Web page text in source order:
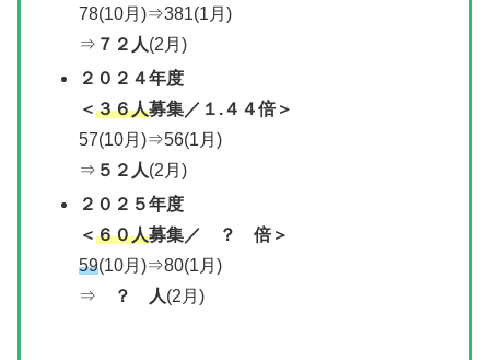
78(10月)⇒381(1月)
⇒ ７２人(2月)
２０２４年度
＜３６人募集／１.４４倍＞
57(10月)⇒56(1月)
⇒ ５２人(2月)
２０２５年度
＜６０人募集／ ？ 倍＞
59(10月)⇒80(1月)
⇒ ？ 人(2月)